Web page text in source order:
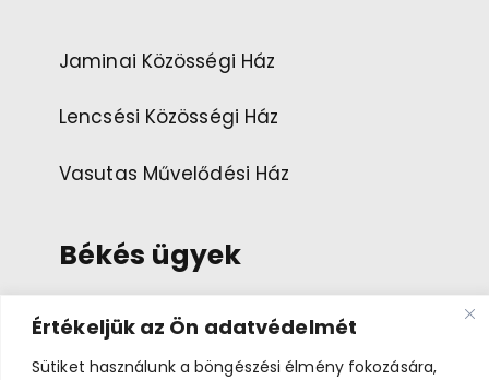
Értékeljük az Ön adatvédelmét
Sütiket használunk a böngészési élmény fokozására,
Jaminai Közösségi Ház
Lencsési Közösségi Ház
Vasutas Művelődési Ház
Békés ügyek
Esemény ajánlása